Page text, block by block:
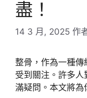
盡！
14 3 月, 2025 作
整骨，作為一種
受到關注。許多
滿疑問。本文將